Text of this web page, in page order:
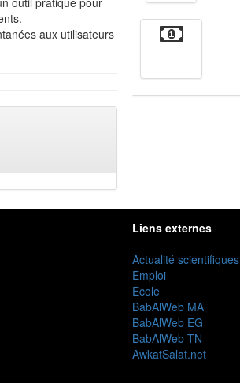
aux utilisateurs
Liens externes
Actualité scientifiques
Emploi
Ecole
BabAlWeb MA
BabAlWeb EG
BabAlWeb TN
AwkatSalat.net